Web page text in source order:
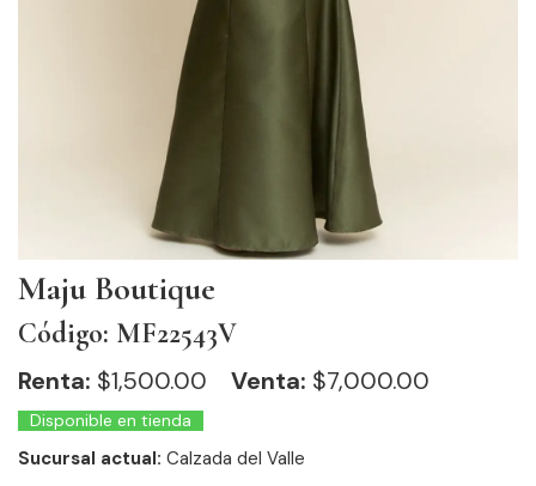
Maju Boutique
Código: MF22543V
Renta: $1,500.00 Venta: $7,000.00
Disponible en tienda
Sucursal actual: Calzada del Valle